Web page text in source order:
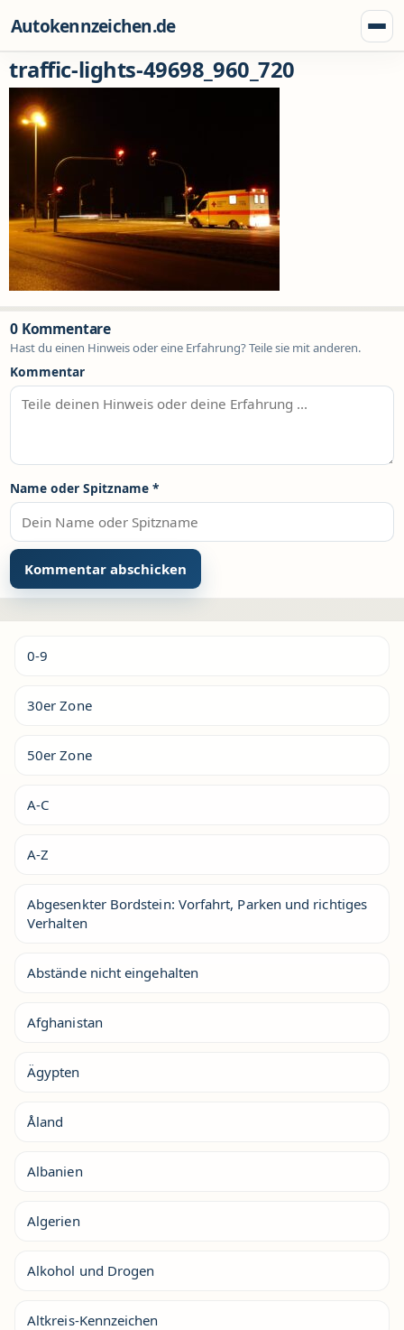
Autokennzeichen.de
traffic-lights-49698_960_720
0 Kommentare
Hast du einen Hinweis oder eine Erfahrung? Teile sie mit anderen.
Kommentar
Name oder Spitzname *
0-9
30er Zone
50er Zone
A-C
A-Z
Abgesenkter Bordstein: Vorfahrt, Parken und richtiges
Verhalten
Abstände nicht eingehalten
Afghanistan
Ägypten
Åland
Albanien
Algerien
Alkohol und Drogen
Altkreis-Kennzeichen